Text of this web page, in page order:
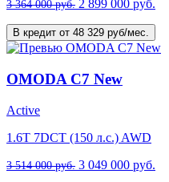
3 364 000 руб. 2 899 000 руб.
В кредит от 48 329 руб/мес.
OMODA C7 New
Active
1.6T 7DCT (150 л.с.) AWD
3 514 000 руб. 3 049 000 руб.